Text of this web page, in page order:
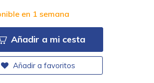
en 1 semana
Añadir a mi cesta
Añadir a favoritos